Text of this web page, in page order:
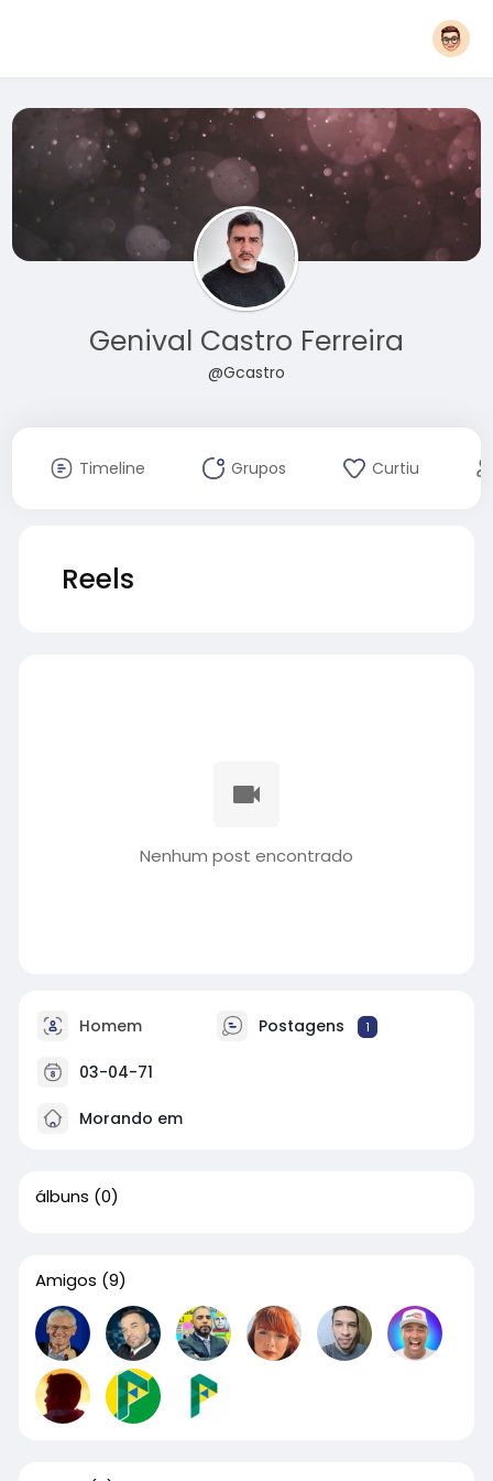
Genival Castro Ferreira
@Gcastro
Timeline Grupos Curtiu
Reels
Nenhum post encontrado
Homem Postagens 1
03-04-71
Morando em
álbuns (0)
Amigos (9)